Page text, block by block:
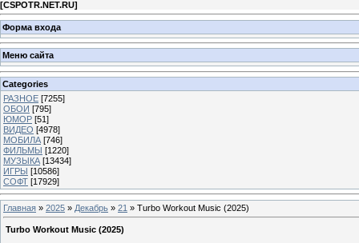
[CSPOTR.NET.RU]
Форма входа
Меню сайта
Categories
РАЗНОЕ [7255]
ОБОИ [795]
ЮМОР [51]
ВИДЕО [4978]
МОБИЛА [746]
ФИЛЬМЫ [1220]
МУЗЫКА [13434]
ИГРЫ [10586]
СОФТ [17929]
Главная » 2025 » Декабрь » 21 » Turbo Workout Music (2025)
Turbo Workout Music (2025)